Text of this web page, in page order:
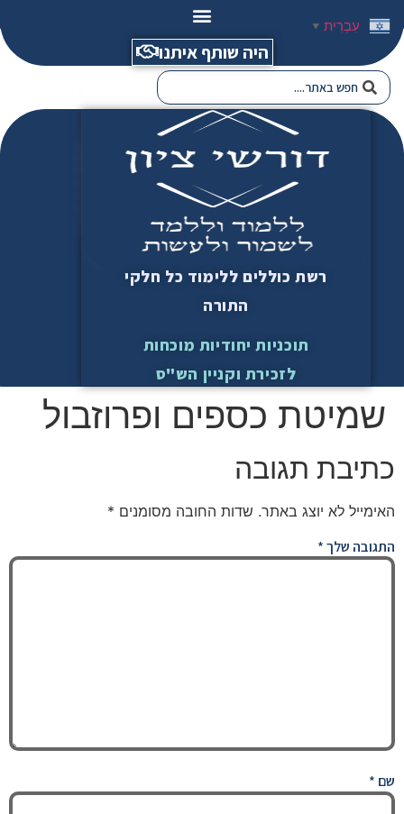
היה שותף איתנו
רשת כוללים ללימוד כל חלקי
התורה
תוכניות יחודיות מוכחות
לזכירת וקניין הש"ס
שמיטת כספים ופרוזבול
כתיבת תגובה
האימייל לא יוצג באתר. שדות החובה מסומנים *
התגובה שלך*
שם *
עִבְרִית ▼